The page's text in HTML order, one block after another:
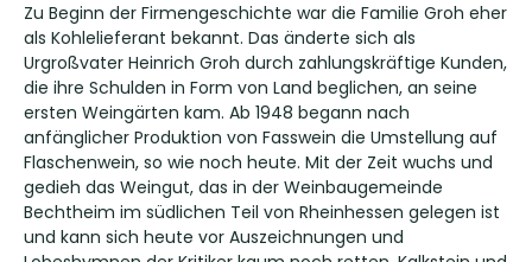
Zu Beginn der Firmengeschichte war die Familie Groh eher
als Kohlelieferant bekannt. Das änderte sich als
Urgroßvater Heinrich Groh durch zahlungskräftige Kunden,
die ihre Schulden in Form von Land beglichen, an seine
ersten Weingärten kam. Ab 1948 begann nach
anfänglicher Produktion von Fasswein die Umstellung auf
Flaschenwein, so wie noch heute. Mit der Zeit wuchs und
gedieh das Weingut, das in der Weinbaugemeinde
Bechtheim im südlichen Teil von Rheinhessen gelegen ist
und kann sich heute vor Auszeichnungen und